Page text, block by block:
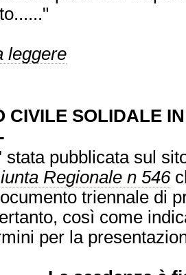
leggere
CIVILE SOLIDALE
stata pubblicata sul
Regionale n 546
triennale di
così come
per la